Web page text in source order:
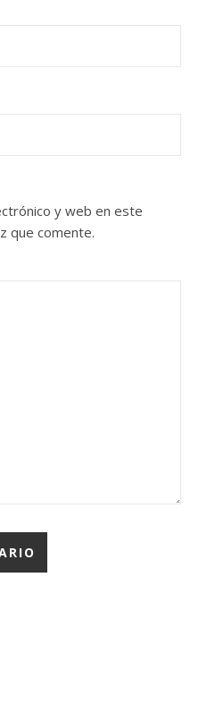
y web en este
que comente.